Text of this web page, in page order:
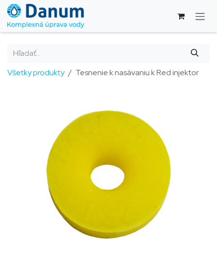
Skip to Content
Všetky produkty Tesnenie k nasávaniu k Red injektor